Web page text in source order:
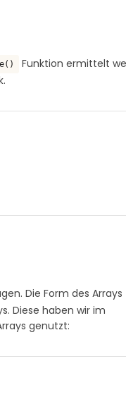
Funktion ermittelt
Die Form des Arrays
Diese haben wir im
genutzt: